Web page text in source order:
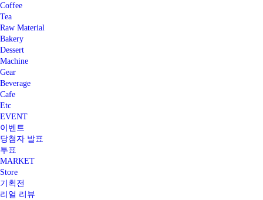
Coffee
Tea
Raw Material
Bakery
Dessert
Machine
Gear
Beverage
Cafe
Etc
EVENT
이벤트
당첨자 발표
투표
MARKET
Store
기획전
리얼 리뷰